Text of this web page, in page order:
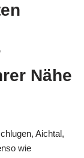
Nähe
Aichtal,
wie